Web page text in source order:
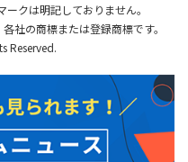
クは明記しておりません。
社の商標または登録商標です。
Reserved.